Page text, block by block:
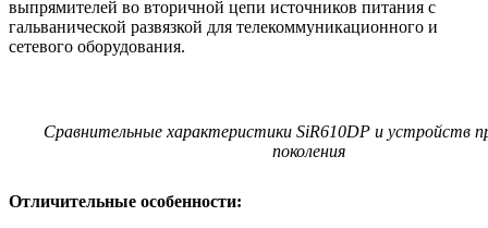
выпрямителей во вторичной цепи источников питания с
гальванической развязкой для телекоммуникационного и
сетевого оборудования.
Сравнительные характеристики SiR610DP и устройств
поколения
Отличительные особенности: